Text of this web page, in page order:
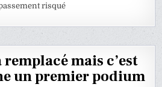
risqué
mais c’est
un premier podium